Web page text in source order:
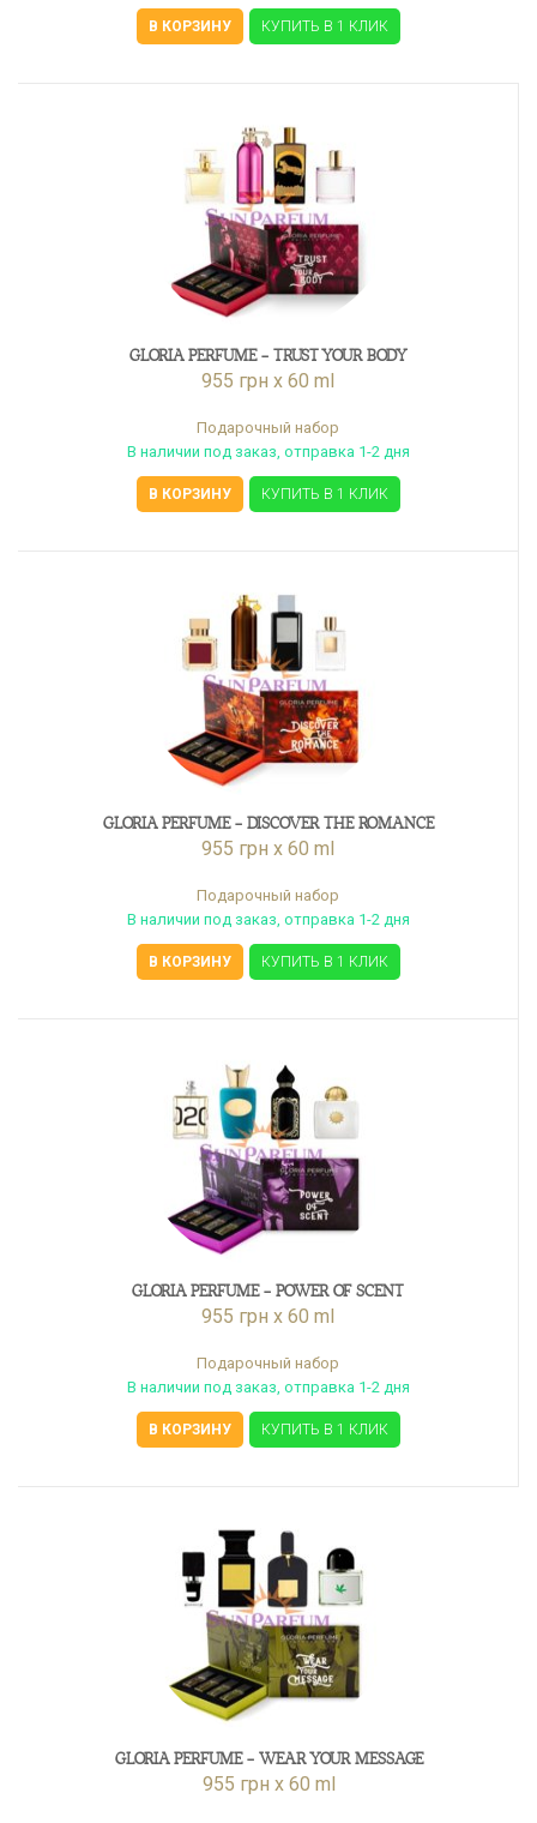
В КОРЗИНУ КУПИТЬ В 1 КЛИК
GLORIA PERFUME - TRUST YOUR BODY
955 грн x 60 ml
Подарочный набор
В наличии под заказ, отправка 1-2 дня
В КОРЗИНУ КУПИТЬ В 1 КЛИК
GLORIA PERFUME - DISCOVER THE ROMANCE
955 грн x 60 ml
Подарочный набор
В наличии под заказ, отправка 1-2 дня
В КОРЗИНУ КУПИТЬ В 1 КЛИК
GLORIA PERFUME - POWER OF SCENT
955 грн x 60 ml
Подарочный набор
В наличии под заказ, отправка 1-2 дня
В КОРЗИНУ КУПИТЬ В 1 КЛИК
GLORIA PERFUME - WEAR YOUR MESSAGE
955 грн x 60 ml